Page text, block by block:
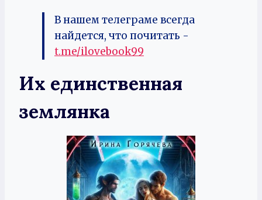
В нашем телеграме всегда
найдется, что почитать -
t.me/ilovebook99
Их единственная
землянка